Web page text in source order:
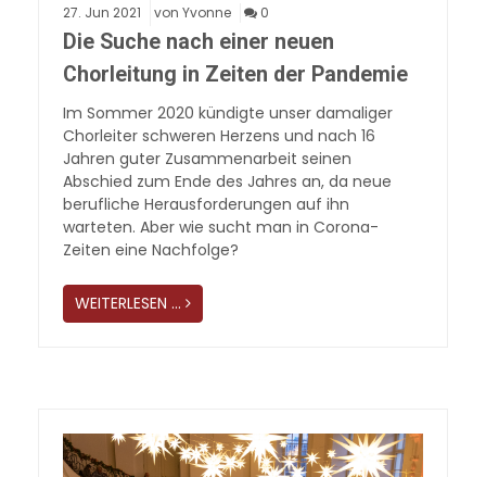
27. Jun 2021 von Yvonne 0
Die Suche nach einer neuen
Chorleitung in Zeiten der Pandemie
Im Sommer 2020 kündigte unser damaliger
Chorleiter schweren Herzens und nach 16
Jahren guter Zusammenarbeit seinen
Abschied zum Ende des Jahres an, da neue
berufliche Herausforderungen auf ihn
warteten. Aber wie sucht man in Corona-
Zeiten eine Nachfolge?
WEITERLESEN …